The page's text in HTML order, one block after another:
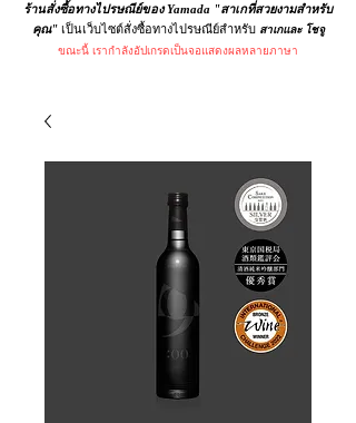
ร้านสั่งซื้อทางไปรษณีย์ของ Yamada "สาเกที่สวยงามสำหรับ
คุณ"เป็นเว็บไซต์สั่งซื้อทางไปรษณีย์สำหรับ สาเกและ โชจู
ขณะนี้ เรากำลังอัปเกรดเป็นจอแสดงผลหลายภาษา